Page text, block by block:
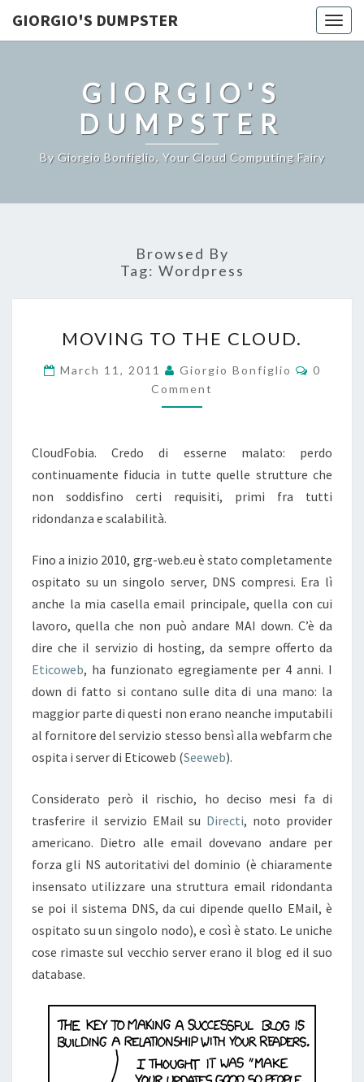
GIORGIO'S DUMPSTER
GIORGIO'S
DUMPSTER
By Giorgio Bonfiglio, Your Cloud Computing Fairy
Browsed By
Tag: Wordpress
TO
THE
CLOUD.
MOVING TO THE CLOUD.
March 11, 2011 Giorgio Bonfiglio
0
Comment
CloudFobia. Credo di esserne malato: perdo
continuamente fiducia in tutte quelle strutture che
non soddisfino certi requisiti, primi fra tutti
ridondanza e scalabilità.
Fino a inizio 2010, grg-web.eu è stato completamente
ospitato su un singolo server, DNS compresi. Era lì
anche la mia casella email principale, quella con cui
lavoro, quella che non può andare MAI down. C’è da
dire che il servizio di hosting, da sempre offerto da
Eticoweb, ha funzionato egregiamente per 4 anni. I
down di fatto si contano sulle dita di una mano: la
maggior parte di questi non erano neanche imputabili
al fornitore del servizio stesso bensì alla webfarm che
ospita i server di Eticoweb (Seeweb).
Considerato però il rischio, ho deciso mesi fa di
trasferire il servizio EMail su Directi, noto provider
americano. Dietro alle email dovevano andare per
forza gli NS autoritativi del dominio (è chiaramente
insensato utilizzare una struttura email ridondanta
se poi il sistema DNS, da cui dipende quello EMail, è
ospitato su un singolo nodo), e così è stato. Le uniche
cose rimaste sul vecchio server erano il blog ed il suo
database.